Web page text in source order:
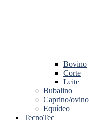
Bovino
Corte
Leite
Bubalino
Caprino/ovino
Equídeo
TecnoTec